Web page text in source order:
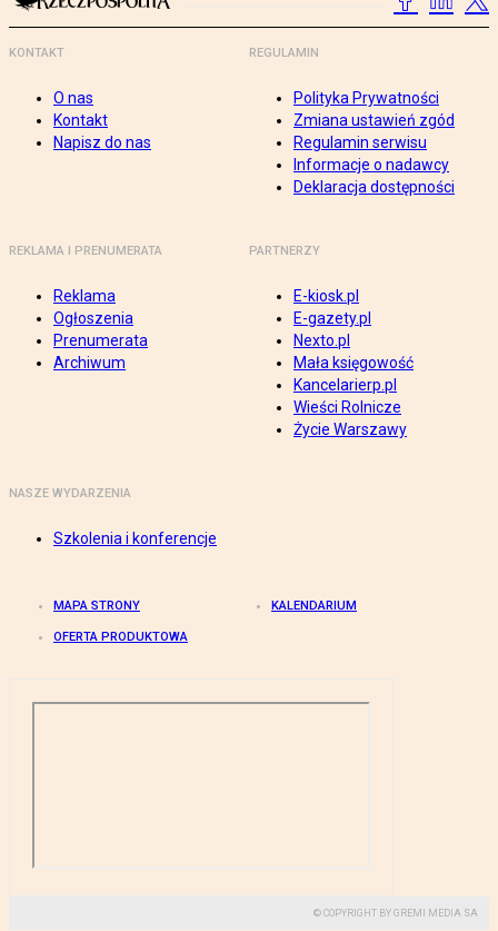
KONTAKT
O nas
Kontakt
Napisz do nas
REGULAMIN
Polityka Prywatności
Zmiana ustawień zgód
Regulamin serwisu
Informacje o nadawcy
Deklaracja dostępności
REKLAMA I PRENUMERATA
Reklama
Ogłoszenia
Prenumerata
Archiwum
PARTNERZY
E-kiosk.pl
E-gazety.pl
Nexto.pl
Mała księgowość
Kancelarierp.pl
Wieści Rolnicze
Życie Warszawy
NASZE WYDARZENIA
Szkolenia i konferencje
MAPA STRONY KALENDARIUM
OFERTA PRODUKTOWA
© COPYRIGHT BY GREMI MEDIA SA